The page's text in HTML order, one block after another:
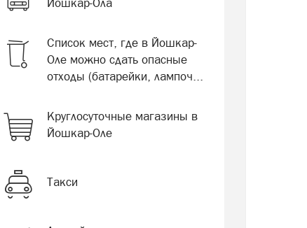
Йошкар-Ола
Список мест, где в Йошкар-
Оле можно сдать опасные
отходы (батарейки, лампоч...
Круглосуточные магазины в
Йошкар-Оле
Такси